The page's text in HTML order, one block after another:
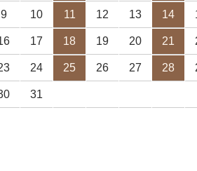
9 10 11 12 13 14
17 18 19 20 21
24 25 26 27 28
31